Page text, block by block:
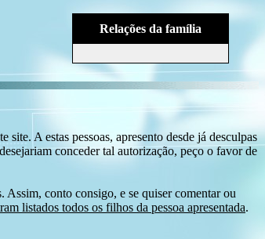
Relações da família
A estas pessoas, apresento desde já desculpas
conceder tal autorização, peço o favor de
Assim, conto consigo, e se quiser comentar ou
listados todos os filhos da pessoa apresentada.